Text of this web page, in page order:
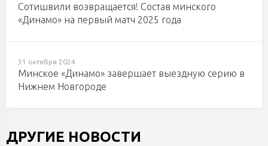
Сотишвили возвращается! Состав минского
«Динамо» на первый матч 2025 года
31 октября 2024
Минское «Динамо» завершает выездную серию в
Нижнем Новгороде
ДРУГИЕ НОВОСТИ